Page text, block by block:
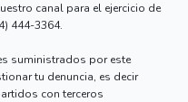
canal para el ejercicio de
444-3364.
suministrados por este
tu denuncia, es decir
con terceros